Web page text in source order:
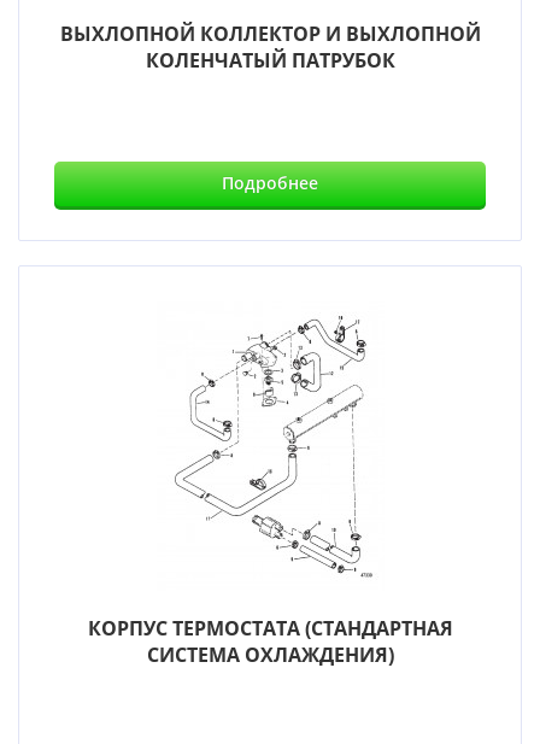
ВЫХЛОПНОЙ КОЛЛЕКТОР И ВЫХЛОПНОЙ
КОЛЕНЧАТЫЙ ПАТРУБОК
Подробнее
КОРПУС ТЕРМОСТАТА (СТАНДАРТНАЯ
СИСТЕМА ОХЛАЖДЕНИЯ)